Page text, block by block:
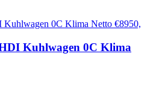
Kuhlwagen 0C Klima